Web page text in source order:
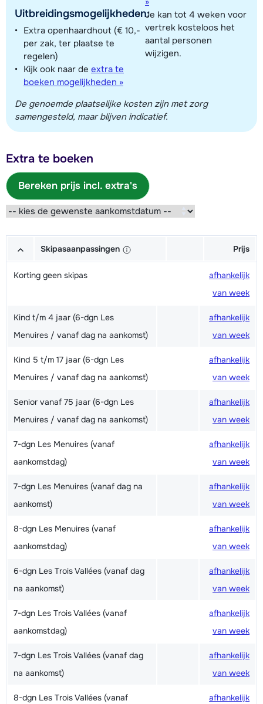
Uitbreidingsmogelijkheden:
Extra openhaardhout (€ 10,-
per zak, ter plaatse te
regelen)
Kijk ook naar de extra te
boeken mogelijkheden »
Je kan tot 4 weken voor
vertrek kosteloos het
aantal personen
wijzigen.
De genoemde plaatselijke kosten zijn met zorg
samengesteld, maar blijven indicatief.
Extra te boeken
Bereken prijs incl. extra's
Skipasaanpassingen Prijs
Korting geen skipas
afhankelijk
van week
Kind t/m 4 jaar (6-dgn Les
Menuires / vanaf dag na aankomst)
afhankelijk
van week
Kind 5 t/m 17 jaar (6-dgn Les
Menuires / vanaf dag na aankomst)
afhankelijk
van week
Senior vanaf 75 jaar (6-dgn Les
Menuires / vanaf dag na aankomst)
afhankelijk
van week
7-dgn Les Menuires (vanaf
aankomstdag)
afhankelijk
van week
7-dgn Les Menuires (vanaf dag na
aankomst)
afhankelijk
van week
8-dgn Les Menuires (vanaf
aankomstdag)
afhankelijk
van week
6-dgn Les Trois Vallées (vanaf dag
na aankomst)
afhankelijk
van week
7-dgn Les Trois Vallées (vanaf
aankomstdag)
afhankelijk
van week
7-dgn Les Trois Vallées (vanaf dag
na aankomst)
afhankelijk
van week
8-dgn Les Trois Vallées (vanaf
afhankelijk